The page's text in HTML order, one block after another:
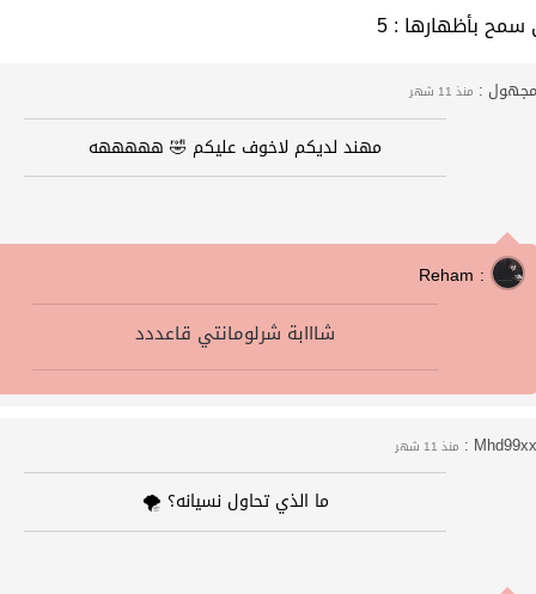
سمح بأظهارها
مجهول : منذ 11 شهر
مهند لديكم لاخوف عليكم 🤣 هههههه
Reham :
شااابة شرلومانتي قاعددد
Mhd99xx : منذ 11 شهر
ما الذي تحاول نسيانه؟ 🌪️